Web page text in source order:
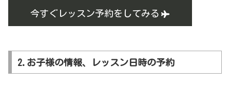
今すぐレッスン予約をしてみる
2.お子様の情報、レッスン日時の予約